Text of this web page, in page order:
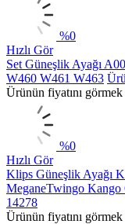
%0
Hızlı Gör
Set Güneşlik Ayağı
W460 W461 W463
Ürünün fiyatını
%0
Hızlı Gör
Klips Güneşlik Ayağı
MeganeTwingo
14278
Ürünün fiyatını